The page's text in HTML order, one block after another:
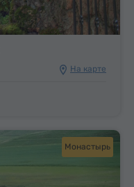
На карте
Монастырь